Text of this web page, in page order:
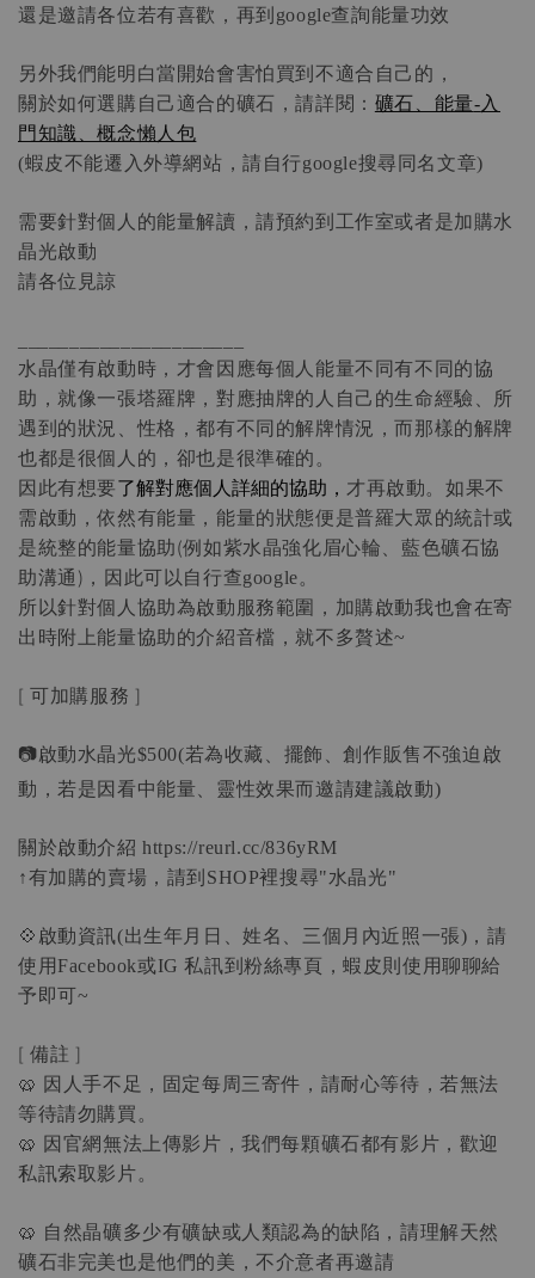
還是邀請各位若有喜歡，再到google查詢能量功效
另外我們能明白當開始會害怕買到不適合自己的，
關於如何選購自己適合的礦石，請詳閱： 礦石、能量-入
門知識、概念懶人包
(蝦皮不能遷入外導網站，請自行google搜尋同名文章)
需要針對個人的能量解讀，請預約到工作室或者是加購水
晶光啟動
請各位見諒
水晶僅有啟動時，才會因應每個人能量不同有不同的協
助，就像一張塔羅牌，對應抽牌的人自己的生命經驗、所
遇到的狀況、性格，都有不同的解牌情況，而那樣的解牌
也都是很個人的，卻也是很準確的。
因此有想要了解對應個人詳細的協助， 才再啟動。如果不
需啟動，依然有能量，能量的狀態便是普羅大眾的統計或
是統整的能量協助(例如紫水晶強化眉心輪、藍色礦石協
助溝通)，因此可以自行查google。
所以針對個人協助為啟動服務範圍，加購啟動我也會在寄
出時附上能量協助的介紹音檔，就不多贅述~
[ 可加購服務 ]
📷啟動水晶光$500(若為收藏、擺飾、創作販售不強迫啟
動，若是因看中能量、靈性效果而邀請建議啟動)
關於啟動介紹 https://reurl.cc/836yRM
↑有加購的賣場，請到SHOP裡搜尋"水晶光"
💠啟動資訊(出生年月日、姓名、三個月內近照一張) ，請
使用Facebook或IG 私訊到粉絲專頁，蝦皮則使用聊聊給
予即可~
[ 備註 ]
🥨 因人手不足，固定每周三寄件，請耐心等待，若無法
等待請勿購買。
🥨 因官網無法上傳影片，我們每顆礦石都有影片，歡迎
私訊索取影片。
🥨 自然晶礦多少有礦缺或人類認為的缺陷，請理解天然
礦石非完美也是他們的美，不介意者再邀請